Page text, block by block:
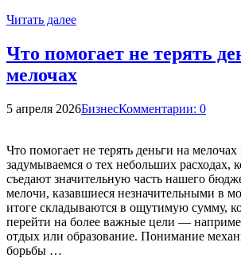
Читать далее
Что помогает не терять
мелочах
5 апреля 2026БизнесКомментарии: 0
Что помогает не терять деньги на
задумываемся о тех небольших расходах,
съедают значительную часть нашего
мелочи, казавшиеся незначительными в
итоге складываются в ощутимую сумму,
перейти на более важные цели —
отдых или образование. Понимание
борьбы …